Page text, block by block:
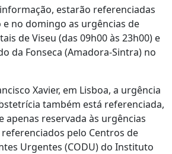
estarão referenciadas
no domingo as urgências de
de Viseu (das 09h00 às 23h00) e
da Fonseca (Amadora-Sintra) no
Xavier, em Lisboa, a urgência
também está referenciada,
apenas reservada às urgências
pelo Centros de
Urgentes (CODU) do Instituto